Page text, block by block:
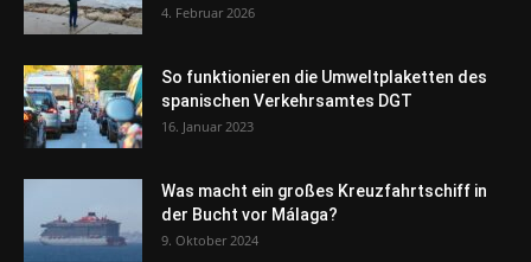
4. Februar 2026
So funktionieren die Umweltplaketten des
spanischen Verkehrsamtes DGT
16. Januar 2023
Was macht ein großes Kreuzfahrtschiff in
der Bucht vor Málaga?
9. Oktober 2024